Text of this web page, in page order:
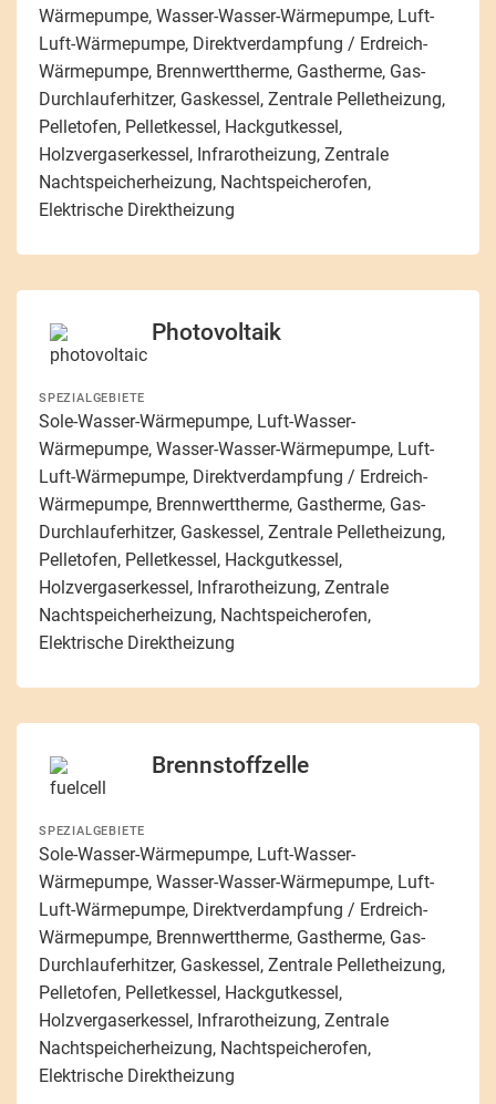
Wärmepumpe, Wasser-Wasser-Wärmepumpe, Luft-
Luft-Wärmepumpe, Direktverdampfung / Erdreich-
Wärmepumpe, Brennwerttherme, Gastherme, Gas-
Durchlauferhitzer, Gaskessel, Zentrale Pelletheizung,
Pelletofen, Pelletkessel, Hackgutkessel,
Holzvergaserkessel, Infrarotheizung, Zentrale
Nachtspeicherheizung, Nachtspeicherofen,
Elektrische Direktheizung
Photovoltaik
SPEZIALGEBIETE
Sole-Wasser-Wärmepumpe, Luft-Wasser-
Wärmepumpe, Wasser-Wasser-Wärmepumpe, Luft-
Luft-Wärmepumpe, Direktverdampfung / Erdreich-
Wärmepumpe, Brennwerttherme, Gastherme, Gas-
Durchlauferhitzer, Gaskessel, Zentrale Pelletheizung,
Pelletofen, Pelletkessel, Hackgutkessel,
Holzvergaserkessel, Infrarotheizung, Zentrale
Nachtspeicherheizung, Nachtspeicherofen,
Elektrische Direktheizung
Brennstoffzelle
SPEZIALGEBIETE
Sole-Wasser-Wärmepumpe, Luft-Wasser-
Wärmepumpe, Wasser-Wasser-Wärmepumpe, Luft-
Luft-Wärmepumpe, Direktverdampfung / Erdreich-
Wärmepumpe, Brennwerttherme, Gastherme, Gas-
Durchlauferhitzer, Gaskessel, Zentrale Pelletheizung,
Pelletofen, Pelletkessel, Hackgutkessel,
Holzvergaserkessel, Infrarotheizung, Zentrale
Nachtspeicherheizung, Nachtspeicherofen,
Elektrische Direktheizung